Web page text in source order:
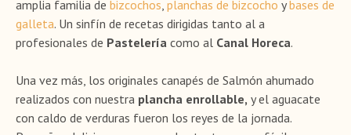
amplia familia de bizcochos, planchas de bizcocho ybases de
galleta. Un sinfín de recetas dirigidas tanto al a
profesionales de Pastelería como al Canal Horeca.
Una vez más, los originales canapés de Salmón ahumado
realizados con nuestra plancha enrollable, y el aguacate
con caldo de verduras fueron los reyes de la jornada.